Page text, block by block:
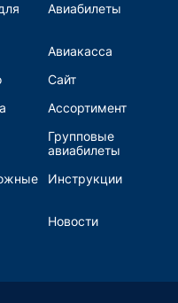
Авиабилеты
Авиакасса
Сайт
Ассортимент
Групповые
авиабилеты
Инструкции
Новости